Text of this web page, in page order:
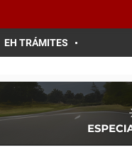
EH TRÁMITES